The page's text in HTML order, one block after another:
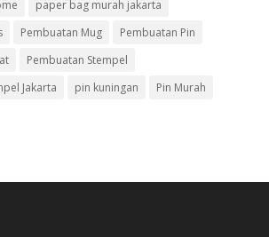
paper bag murah jakarta
Pembuatan Mug
Pembuatan Pin
Pembuatan Stempel
Jakarta
pin kuningan
Pin Murah